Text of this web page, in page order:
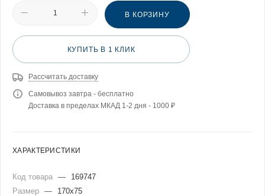
В КОРЗИНУ
КУПИТЬ В 1 КЛИК
Рассчитать доставку
Самовывоз завтра - бесплатно
Доставка в пределах МКАД 1-2 дня - 1000 ₽
ХАРАКТЕРИСТИКИ
Код товара —
169747
Размер —
170x75